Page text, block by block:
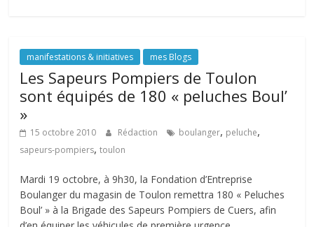
manifestations & initiatives mes Blogs
Les Sapeurs Pompiers de Toulon
sont équipés de 180 « peluches Boul’
»
15 octobre 2010 Rédaction boulanger, peluche,
sapeurs-pompiers,toulon
Mardi 19 octobre, à 9h30, la Fondation d’Entreprise
Boulanger du magasin de Toulon remettra 180 « Peluches
Boul’ » à la Brigade des Sapeurs Pompiers de Cuers, afin